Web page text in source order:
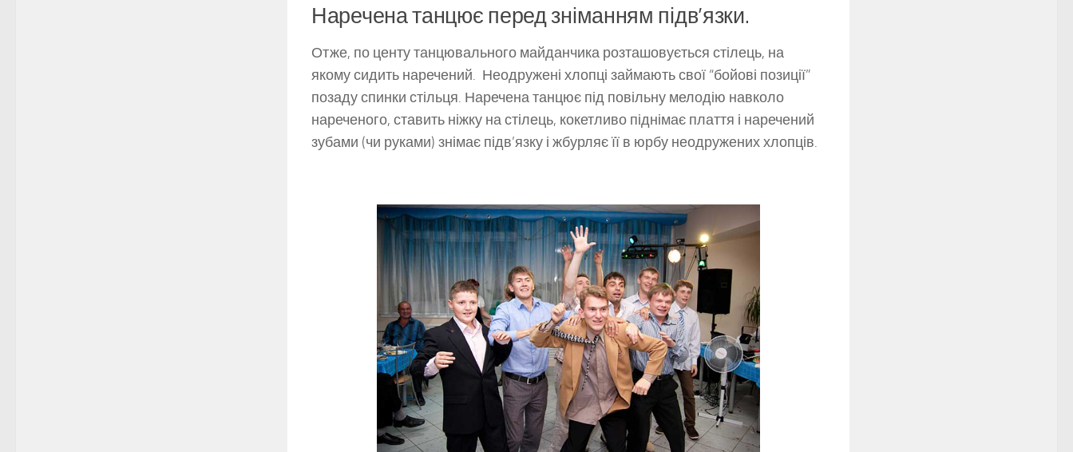
Наречена танцює перед зніманням підв’язки.
Отже, по центу танцювального майданчика розташовується стілець, на
якому сидить наречений. Неодружені хлопці займають свої “бойові позиції”
позаду спинки стільця. Наречена танцює під повільну мелодію навколо
нареченого, ставить ніжку на стілець, кокетливо піднімає плаття і наречений
зубами (чи руками) знімає підв’язку і жбурляє її в юрбу неодружених хлопців.